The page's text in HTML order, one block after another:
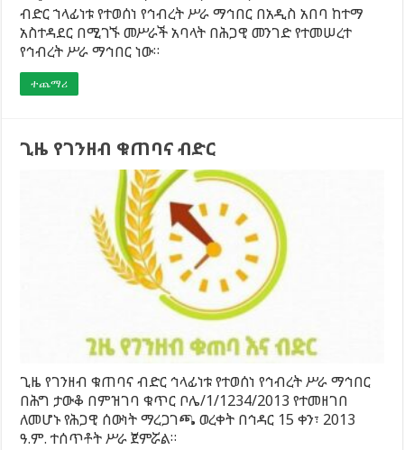
ብድር ኀላፊነቱ የተወሰነ የኅብረት ሥራ ማኅበር በአዲስ አበባ ከተማ
አስተዳደር በሚገኙ መሥራች አባላት በሕጋዊ መንገድ የተመሠረተ
የኅብረት ሥራ ማኅበር ነው።
ተጨማሪ
ጊዜ የገንዘብ ቁጠባና ብድር
ጊዜ የገንዘብ ቁጠባና ብድር ኅላፊነቱ የተወሰነ የኅብረት ሥራ ማኅበር
በሕግ ታውቆ በምዝገባ ቁጥር ቦሌ/1/1234/2013 የተመዘገበ
ለመሆኑ የሕጋዊ ሰውነት ማረጋገጫ ወረቀት በኅዳር 15 ቀን፣ 2013
ዓ.ም. ተሰጥቶት ሥራ ጀምሯል።